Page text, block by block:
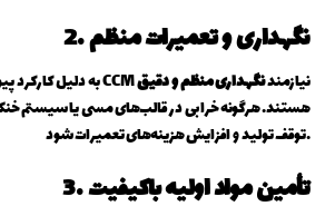
2. نگهداری و تعمیرات منظم
به دلیل کارکرد پیوسته، تجهیزات CCM نیازمندنگهداری منظم و دقیق
هستند. هرگونه خرابی در قالب‌های مسی یا سیستم
توقف تولید و افزایش هزینه‌های تعمیرات شود.
3. تأمین مواد اولیه باکیفیت